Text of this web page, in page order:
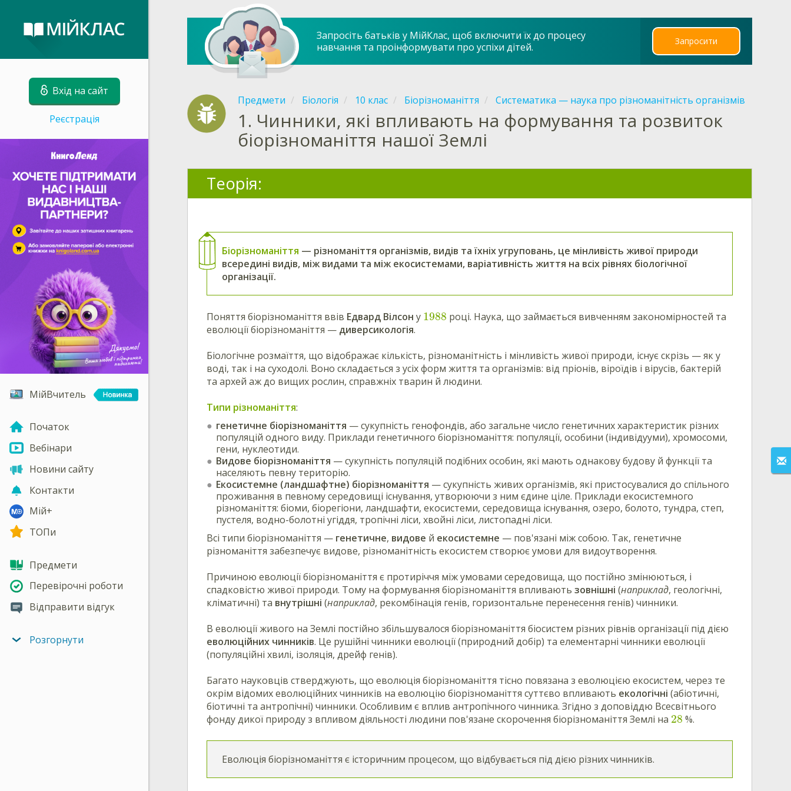
Вхід на сайт
Реєстрація
МійВчитель
Початок
Вебінари
Новини сайту
Контакти
Мій+
ТОПи
Предмети
Перевірочні роботи
Відправити відгук
Розгорнути
Запросіть батьків у МійКлас, щоб включити їх до процесу
навчання та проінформувати про успіхи дітей.
Запросити
Предмети Біологія 10 клас Біорізноманіття Систематика — наука про різноманітність організмів
1. Чинники, які впливають на формування та розвиток
біорізноманіття нашої Землі
Теорія:
Біорізноманіття — різноманіття організмів, видів та їхніх угруповань, це мінливість живої природи
всередині видів, між видами та між екосистемами, варіативність життя на всіх рівнях біологічної
організації.
Поняття біорізноманіття ввів Едвард Вілсон у 1988 році. Наука, що займається вивченням закономірностей та
еволюції біорізноманіття — диверсикологія.
Біологічне розмаїття, що відображає кількість, різноманітність і мінливість живої природи, існує скрізь — як у
воді, так і на суходолі. Воно складається з усіх форм життя та організмів: від пріонів, віроїдів і вірусів, бактерій
та архей аж до вищих рослин, справжніх тварин й людини.
Типи різноманіття:
генетичне біорізноманіття — сукупність генофондів, або загальне число генетичних характеристик різних
популяцій одного виду. Приклади генетичного біорізноманіття: популяції, особини (індивідууми), хромосоми,
гени, нуклеотиди.
Видове біорізноманіття — сукупність популяцій подібних особин, які мають однакову будову й функції та
населяють певну територію.
Екосистемне (ландшафтне) біорізноманіття — сукупність живих організмів, які пристосувалися до спільного
проживання в певному середовищі існування, утворюючи з ним єдине ціле. Приклади екосистемного
різноманіття: біоми, біорегіони, ландшафти, екосистеми, середовища існування, озеро, болото, тундра, степ,
пустеля, водно-болотні угіддя, тропічні ліси, хвойні ліси, листопадні ліси.
Всі типи біорізноманіття — генетичне, видове й екосистемне — пов'язані між собою. Так, генетичне
різноманіття забезпечує видове, різноманітність екосистем створює умови для видоутворення.
Причиною еволюції біорізноманіття є протиріччя між умовами середовища, що постійно змінюються, і
спадковістю живої природи. Тому на формування біорізноманіття впливають зовнішні (наприклад, геологічні,
кліматичні) та внутрішні (наприклад, рекомбінація генів, горизонтальне перенесення генів) чинники.
В еволюції живого на Землі постійно збільшувалося біорізноманіття біосистем різних рівнів організації під дією
еволюційних чинників. Це рушійні чинники еволюції (природний добір) та елементарні чинники еволюції
(популяційні хвилі, ізоляція, дрейф генів).
Багато науковців стверджують, що еволюція біорізноманіття тісно повязана з еволюцією екосистем, через те
окрім відомих еволюційних чинників на еволюцію біорізноманіття суттєво впливають екологічні (абіотичні,
біотичні та антропічні) чинники. Особливим є вплив антропічного чинника. Згідно з доповіддю Всесвітнього
фонду дикої природу з впливом діяльності людини пов'язане скорочення біорізноманіття Землі на 28 %.
Еволюція біорізноманіття є історичним процесом, що відбувається під дією різних чинників.